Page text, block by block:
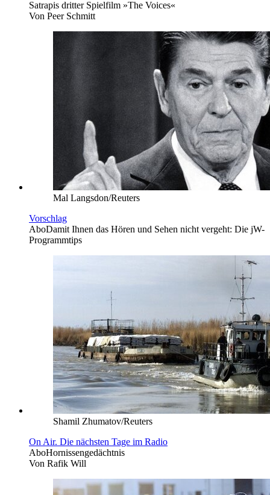
Satrapis dritter Spielfilm »The Voices«
Von Peer Schmitt
Mal Langsdon/Reuters
Vorschlag
AboDamit Ihnen das Hören und Sehen nicht vergeht: Die jW-
Programmtips
Shamil Zhumatov/Reuters
On Air. Die nächsten Tage im Radio
AboHornissengedächtnis
Von Rafik Will